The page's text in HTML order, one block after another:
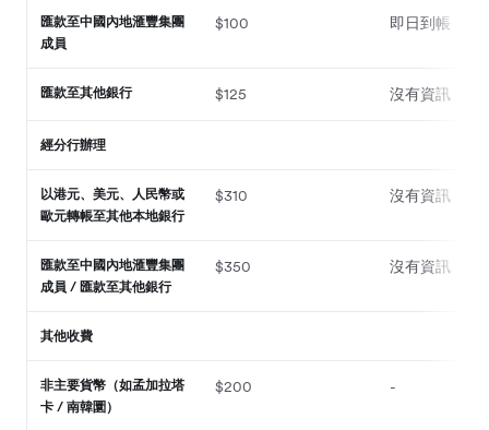
匯款至中國內地滙豐集團
成員
$100 即日到帳
匯款至其他銀行 $125 沒有資訊
經分行辦理
以港元、美元、人民幣或
歐元轉帳至其他本地銀行
$310 沒有資訊
匯款至中國內地滙豐集團
成員 / 匯款至其他銀行
$350 沒有資訊
其他收費
非主要貨幣（如孟加拉塔
卡 / 南韓圜）
$200 -